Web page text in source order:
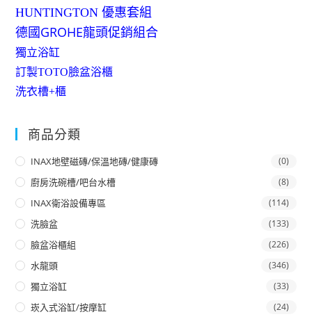
HUNTINGTON 優惠套組
德國GROHE龍頭促銷組合
獨立浴缸
訂製TOTO臉盆浴櫃
洗衣槽+櫃
商品分類
INAX地壁磁磚/保溫地磚/健康磚 (0)
廚房洗碗槽/吧台水槽 (8)
INAX衛浴設備專區 (114)
洗臉盆 (133)
臉盆浴櫃組 (226)
水龍頭 (346)
獨立浴缸 (33)
崁入式浴缸/按摩缸 (24)